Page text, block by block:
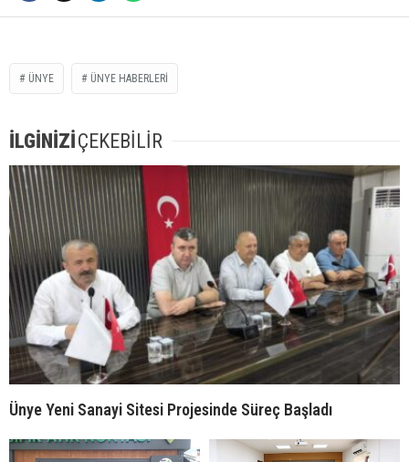
ÜNYE ÜNYE HABERLERI
İLGİNİZİÇEKEBİLİR
Ünye Yeni Sanayi Sitesi Projesinde Süreç Başladı